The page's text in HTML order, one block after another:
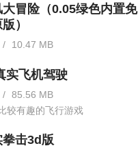
大冒险（0.05绿色内置免
）
/
10.47 MB
实飞机驾驶
/ 85.56 MB
较有趣的飞行游戏
拳击3d版